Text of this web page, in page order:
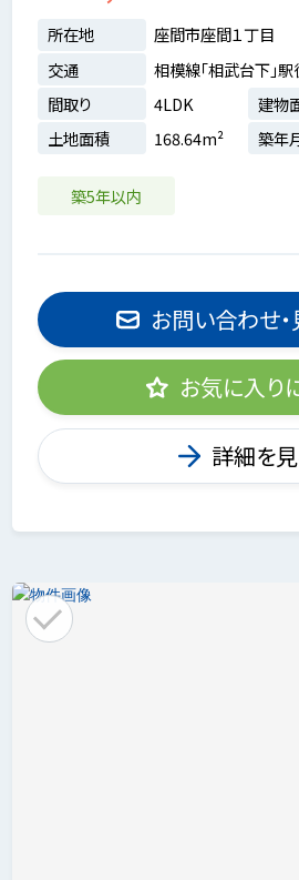
所在地
座間市座間１丁目
交通
相模線「相武台下」
間取り
4LDK 建物
土地面積
168.64m² 築年
築5年以内
お問い合わせ
お気に入り
詳細を